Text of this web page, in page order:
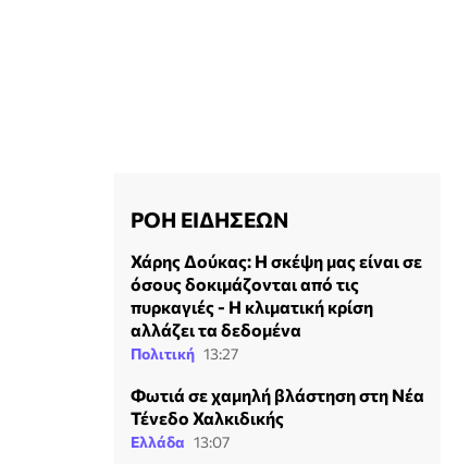
ΡΟΗ ΕΙΔΗΣΕΩΝ
Χάρης Δούκας: Η σκέψη μας είναι σε
όσους δοκιμάζονται από τις
πυρκαγιές - Η κλιματική κρίση
αλλάζει τα δεδομένα
Πολιτική 13:27
Φωτιά σε χαμηλή βλάστηση στη Νέα
Τένεδο Χαλκιδικής
Ελλάδα 13:07